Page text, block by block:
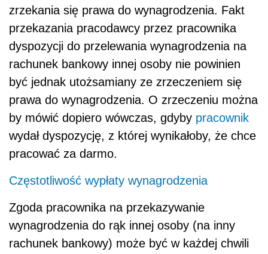
zrzekania się prawa do wynagrodzenia. Fakt
przekazania pracodawcy przez pracownika
dyspozycji do przelewania wynagrodzenia na
rachunek bankowy innej osoby nie powinien
być jednak utożsamiany ze zrzeczeniem się
prawa do wynagrodzenia. O zrzeczeniu można
by mówić dopiero wówczas, gdyby pracownik
wydał dyspozycję, z której wynikałoby, że chce
pracować za darmo.
Częstotliwość wypłaty wynagrodzenia
Zgoda pracownika na przekazywanie
wynagrodzenia do rąk innej osoby (na inny
rachunek bankowy) może być w każdej chwili